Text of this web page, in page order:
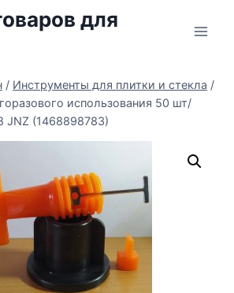
для
/ Инструменты для плитки и стекла /
использования 50 шт/
JNZ (1468898783)